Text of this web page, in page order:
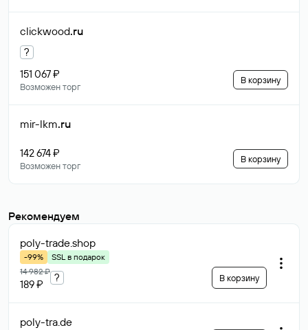
clickwood.ru
?
151 067 ₽
Возможен торг
В корзину
mir-lkm.ru
142 674 ₽
Возможен торг
В корзину
Рекомендуем
poly-trade.shop
-99%
SSL в подарок
14 982 ₽
189 ₽
? В корзину
poly-tra.de